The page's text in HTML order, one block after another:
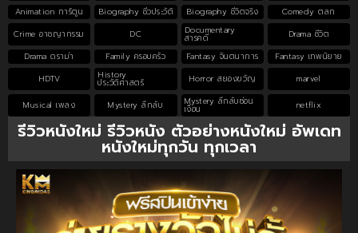
Animation การ์ตูน
Biography ชีวประวัติ Biography ชีวิตจริง
Comedy ตลก
Crime อาชญากรรม
DC Documentary
สารคดี
Drama ชีวิต
Drama ดราม่า
Family ครอบครัว Fantasy จินตนาการ
Fantasy เทพนิยาย
HDTV
History
ประวัติศาสตร์ Horror สยองขวัญ marvel
Musical เพลง Mystery ลึกลับ Mystery ลึกลับซ่อน
เงื่อน netflix
รีวิวหนังใหม่ รีวิวหนัง ตัวอย่างหนังใหม่ อัพเดท
หนังใหม่ทุกวัน ทุกเวลา